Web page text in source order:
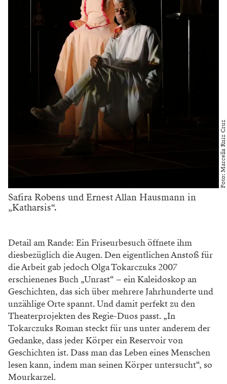
Foto: Marcella Ruiz Cruz
Safira Robens und Ernest Allan Hausmann in
„Katharsis“.
Detail am Rande: Ein Friseurbesuch öffnete ihm
diesbezüglich die Augen. Den eigentlichen Anstoß für
die Arbeit gab jedoch Olga Tokarczuks 2007
erschienenes Buch „Unrast“ – ein Kaleidoskop an
Geschichten, das sich über mehrere Jahrhunderte und
unzählige Orte spannt. Und damit perfekt zu den
Theaterprojekten des Regie-Duos passt. „In
Tokarczuks Roman steckt für uns unter anderem der
Gedanke, dass jeder Körper ein Reservoir von
Geschichten ist. Dass man das Leben eines Menschen
lesen kann, indem man seinen Körper untersucht“, so
Mourkarzel.